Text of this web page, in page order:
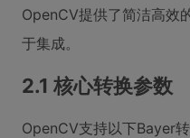
OpenCV提供了简洁高效
于集成。
2.1 核心转换参数
OpenCV支持以下Bayer转